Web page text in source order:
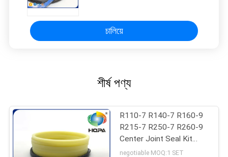
চালিয়ে
শীর্ষ পণ্য
R110-7 R140-7 R160-9
R215-7 R250-7 R260-9
Center Joint Seal Kit
31N6-40950 High
negotiable MOQ:1 SET